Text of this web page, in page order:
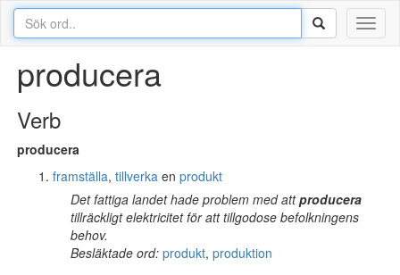
producera
Verb
producera
framställa, tillverka en produkt
Det fattiga landet hade problem med attproducera
tillräckligt elektricitet för att tillgodose befolkningens
behov.
Besläktade ord: produkt, produktion